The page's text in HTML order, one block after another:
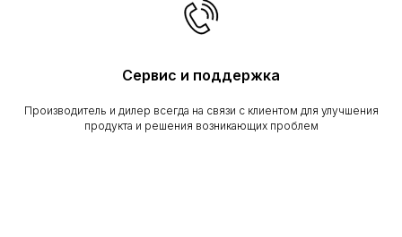
Сервис и поддержка
Производитель и дилер всегда на связи с клиентом для улучшения
продукта и решения возникающих проблем